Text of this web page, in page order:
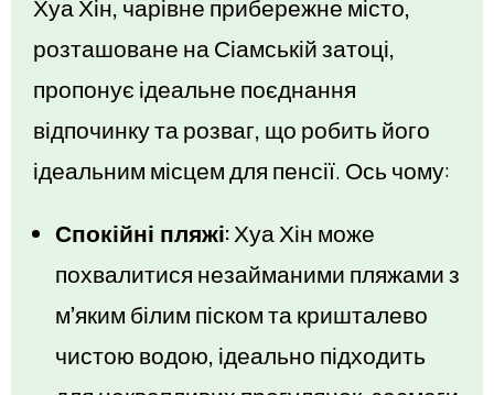
Хуа Хін, чарівне прибережне місто,
розташоване на Сіамській затоці,
пропонує ідеальне поєднання
відпочинку та розваг, що робить його
ідеальним місцем для пенсії. Ось чому:
Спокійні пляжі:Хуа Хін може
похвалитися незайманими пляжами з
м’яким білим піском та кришталево
чистою водою, ідеально підходить